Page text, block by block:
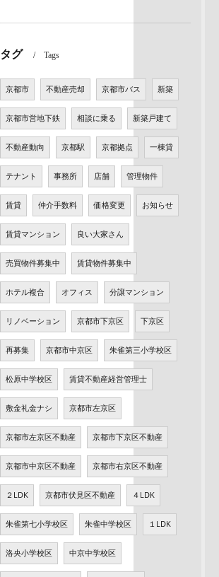
タグ Tags
京都市 不動産売却 京都市バス 新築
京都市営地下鉄 相談に乗る 新築戸建て
不動産動向 京都駅 京都拠点 一棟貸
テナント 事務所 店舗 管理物件
賃貸 仲介手数料 価格変更 お知らせ
賃貸マンション 良い大家さん
売買物件募集中 賃貸物件募集中
ホテル複合 オフィス 分譲マンション
リノベーション 京都市下京区 下京区
再募集 京都市中京区 朱雀第三小学校区
松原中学校区 賃貸不動産経営管理士
敷金礼金ナシ 京都市左京区
京都市左京区不動産 京都市下京区不動産
京都市中京区不動産 京都市右京区不動産
２LDK 京都市伏見区不動産 ４LDK
朱雀第七小学校区 朱雀中学校区 １LDK
洛央小学校区 中京中学校区